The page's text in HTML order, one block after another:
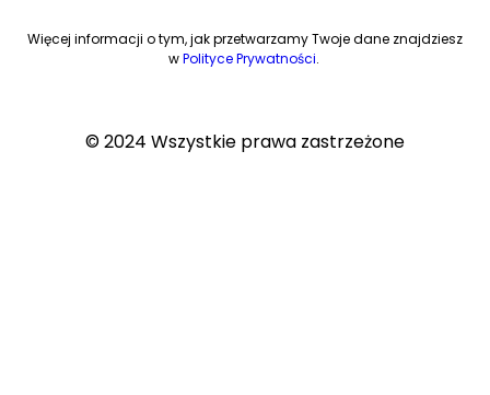
Więcej informacji o tym, jak przetwarzamy Twoje dane znajdziesz
wPolityce Prywatności.
© 2024 Wszystkie prawa zastrzeżone